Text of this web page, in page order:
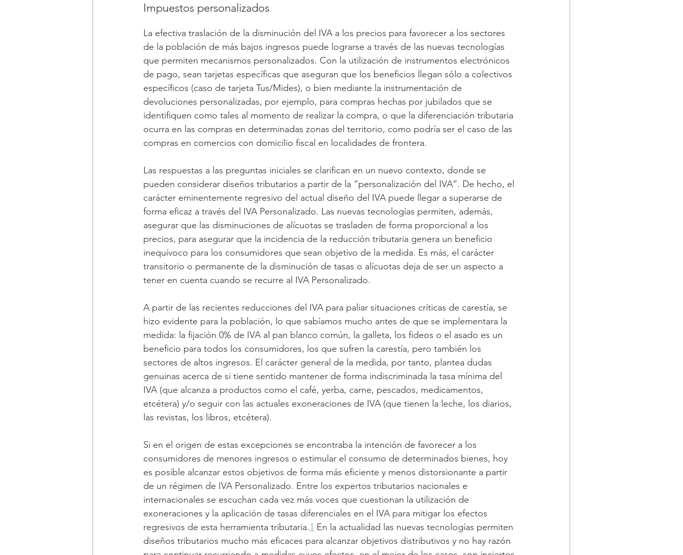
Impuestos personalizados
La efectiva traslación de la disminución del IVA a los precios para favorecer a los sectores
de la población de más bajos ingresos puede lograrse a través de las nuevas tecnologías
que permiten mecanismos personalizados. Con la utilización de instrumentos electrónicos
de pago, sean tarjetas específicas que aseguran que los beneficios llegan sólo a colectivos
específicos (caso de tarjeta Tus/Mides), o bien mediante la instrumentación de
devoluciones personalizadas, por ejemplo, para compras hechas por jubilados que se
identifiquen como tales al momento de realizar la compra, o que la diferenciación tributaria
ocurra en las compras en determinadas zonas del territorio, como podría ser el caso de las
compras en comercios con domicilio fiscal en localidades de frontera.
Las respuestas a las preguntas iniciales se clarifican en un nuevo contexto, donde se
pueden considerar diseños tributarios a partir de la “personalización del IVA”. De hecho, el
carácter eminentemente regresivo del actual diseño del IVA puede llegar a superarse de
forma eficaz a través del IVA Personalizado. Las nuevas tecnologías permiten, además,
asegurar que las disminuciones de alícuotas se trasladen de forma proporcional a los
precios, para asegurar que la incidencia de la reducción tributaria genera un beneficio
inequívoco para los consumidores que sean objetivo de la medida. Es más, el carácter
transitorio o permanente de la disminución de tasas o alícuotas deja de ser un aspecto a
tener en cuenta cuando se recurre al IVA Personalizado.
A partir de las recientes reducciones del IVA para paliar situaciones críticas de carestía, se
hizo evidente para la población, lo que sabíamos mucho antes de que se implementara la
medida: la fijación 0% de IVA al pan blanco común, la galleta, los fideos o el asado es un
beneficio para todos los consumidores, los que sufren la carestía, pero también los
sectores de altos ingresos. El carácter general de la medida, por tanto, plantea dudas
genuinas acerca de si tiene sentido mantener de forma indiscriminada la tasa mínima del
IVA (que alcanza a productos como el café, yerba, carne, pescados, medicamentos,
etcétera) y/o seguir con las actuales exoneraciones de IVA (que tienen la leche, los diarios,
las revistas, los libros, etcétera).
Si en el origen de estas excepciones se encontraba la intención de favorecer a los
consumidores de menores ingresos o estimular el consumo de determinados bienes, hoy
es posible alcanzar estos objetivos de forma más eficiente y menos distorsionante a partir
de un régimen de IVA Personalizado. Entre los expertos tributarios nacionales e
internacionales se escuchan cada vez más voces que cuestionan la utilización de
exoneraciones y la aplicación de tasas diferenciales en el IVA para mitigar los efectos
regresivos de esta herramienta tributaria.1 En la actualidad las nuevas tecnologías permiten
diseños tributarios mucho más eficaces para alcanzar objetivos distributivos y no hay razón